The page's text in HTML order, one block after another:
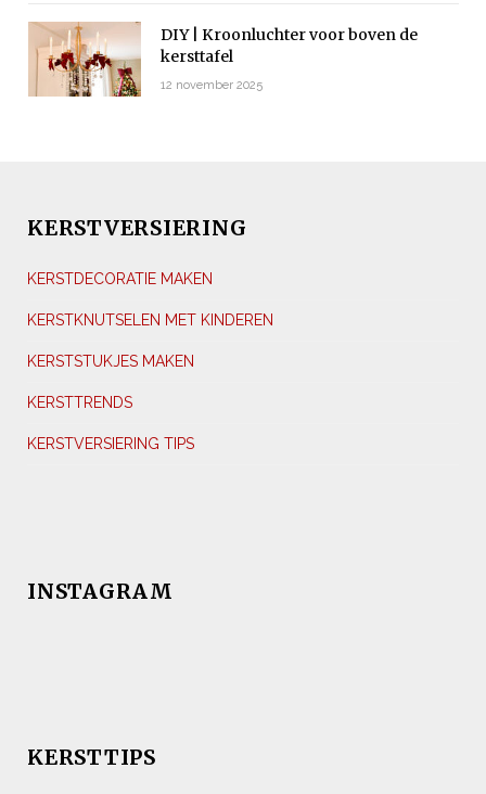
DIY | Kroonluchter voor boven de
kersttafel
12 november 2025
KERSTVERSIERING
KERSTDECORATIE MAKEN
KERSTKNUTSELEN MET KINDEREN
KERSTSTUKJES MAKEN
KERSTTRENDS
KERSTVERSIERING TIPS
INSTAGRAM
KERSTTIPS